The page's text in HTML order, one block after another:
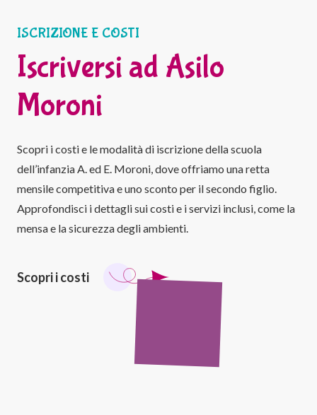
ISCRIZIONE E COSTI
Iscriversi ad Asilo
Moroni
Scopri i costi e le modalità di iscrizione della scuola
dell’infanzia A. ed E. Moroni, dove offriamo una retta
mensile competitiva e uno sconto per il secondo figlio.
Approfondisci i dettagli sui costi e i servizi inclusi, come la
mensa e la sicurezza degli ambienti.
Scopri i costi